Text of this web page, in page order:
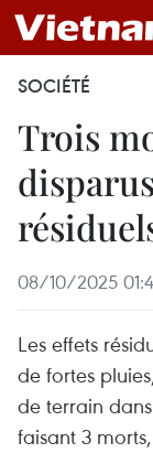
SOCIÉTÉ
Trois
08/10/2025
Les effets
de fortes
de terrain
faisant 3